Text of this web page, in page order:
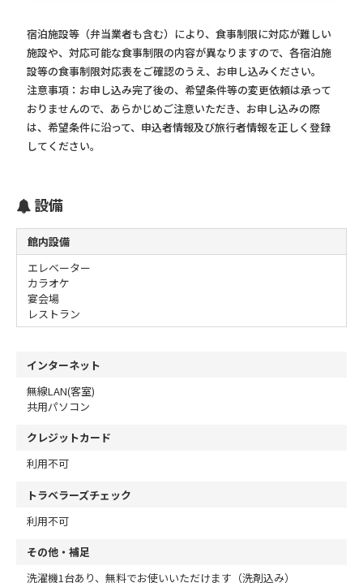
宿泊施設等（弁当業者も含む）により、食事制限に対応が難しい
施設や、対応可能な食事制限の内容が異なりますので、各宿泊施
設等の食事制限対応表をご確認のうえ、お申し込みください。
注意事項：お申し込み完了後の、希望条件等の変更依頼は承って
おりませんので、あらかじめご注意いただき、お申し込みの際
は、希望条件に沿って、申込者情報及び旅行者情報を正しく登録
してください。
設備
館内設備
エレベーター
カラオケ
宴会場
レストラン
インターネット
無線LAN(客室)
共用パソコン
クレジットカード
利用不可
トラベラーズチェック
利用不可
その他・補足
洗濯機1台あり、無料でお使いいただけます（洗剤込み）